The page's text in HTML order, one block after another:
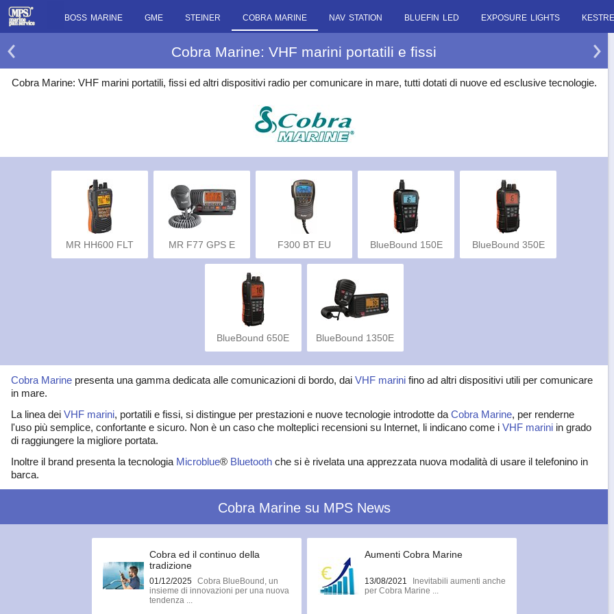
BOSS MARINE GME STEINER COBRA MARINE NAV STATION BLUEFIN LED EXPOSURE LIGHTS
Cobra Marine: VHF marini portatili e fissi
Cobra Marine: VHF marini portatili, fissi ed altri dispositivi radio per comunicare in mare, tutti dotati di nuove ed esclusive tecnologie.
MR HH600 FLT
MR F77 GPS E F300 BT EU BlueBound 150E BlueBound 350E
BlueBound 650E BlueBound 1350E
Cobra Marine presenta una gamma dedicata alle comunicazioni di bordo, dai VHF marini fino ad altri dispositivi utili per comunicare
in mare.
La linea dei VHF marini, portatili e fissi, si distingue per prestazioni e nuove tecnologie introdotte da Cobra Marine, per renderne
l'uso più semplice, confortante e sicuro. Non è un caso che molteplici recensioni su Internet, li indicano come i VHF marini in grado
di raggiungere la migliore portata.
Inoltre il brand presenta la tecnologia Microblue® Bluetooth che si è rivelata una apprezzata nuova modalità di usare il telefonino in
barca.
Cobra Marine su MPS News
Cobra ed il continuo della
tradizione
01/12/2025
Cobra BlueBound, un
insieme di innovazioni per una nuova
tendenza ...
Aumenti Cobra Marine
13/08/2021
Inevitabili aumenti anche
per Cobra Marine ...